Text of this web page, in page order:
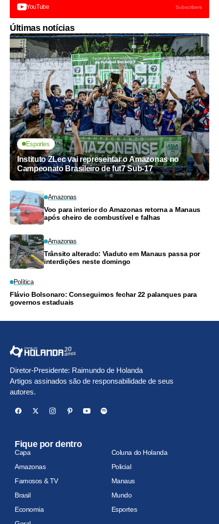
YouTube Subscribers
Últimas notícias
Esportes
Instituto ZLec vai representar o Amazonas no
Campeonato Brasileiro de fut7 Sub-17
Amazonas
Voo para interior do Amazonas retorna a Manaus
após cheiro de combustível e falhas
Amazonas
Trânsito alterado: Viaduto em Manaus passa por
interdições neste domingo
Política
Flávio Bolsonaro: Conseguimos fechar 22 palanques para
governos estaduais
Diretor-Presidente: Raimundo de Holanda
Artigos assinados são de responsabilidade de seus
autores.
Fique por dentro
Capa
Coluna do Holanda
Amazonas
Policial
Famosos & TV
Manaus
Brasil
Mundo
Economia
Esportes